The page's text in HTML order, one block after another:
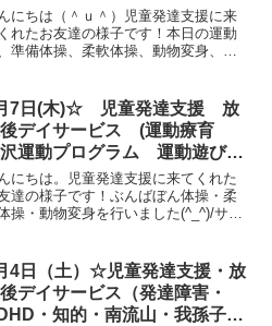
にちは（＾ｕ＾）児童発達支援に来
れたお友達の様子です！本日の運動
準備体操、柔軟体操、動物変身、パ
ド拾いを行いました！静かな活動で
本を見たりお絵描きを...
7日(木)☆ 児童発達支援 放
デイサービス (運動療育
運動プログラム 運動遊び
達気になる 流山)
にちは。児童発達支援に来てくれた
達の様子です！ぶんばぼん体操・柔
操・動物変身を行いました(^_^)/サー
ン・バスタオルタクシーを行いまし
次に、マラソ...
4日（土）☆児童発達支援・放
デイサービス（発達障害・
・知的・南流山・我孫子・